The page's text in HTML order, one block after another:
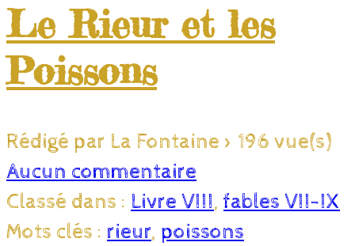
Le Rieur et les
Poissons
Rédigé par La Fontaine > 196 vue(s)
Aucun commentaire
Classé dans : Livre VIII, fables VII-IX
Mots clés : rieur, poissons